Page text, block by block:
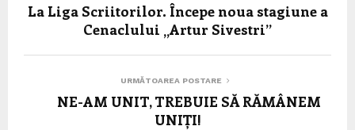
La Liga Scriitorilor. Începe noua stagiune a
Cenaclului „Artur Sivestri”
URMĂTOAREA POSTARE
NE-AM UNIT, TREBUIE SĂ RĂMÂNEM
UNIȚI!